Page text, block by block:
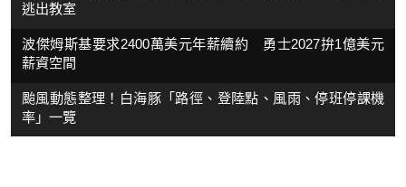
逃出教室
波傑姆斯基要求2400萬美元年薪續約 勇士2027拚1億美元
薪資空間
颱風動態整理！白海豚「路徑、登陸點、風雨、停班停課機
率」一覽